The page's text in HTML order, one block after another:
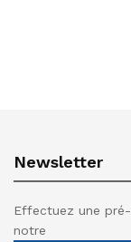
Newsletter
Effectuez une
notre